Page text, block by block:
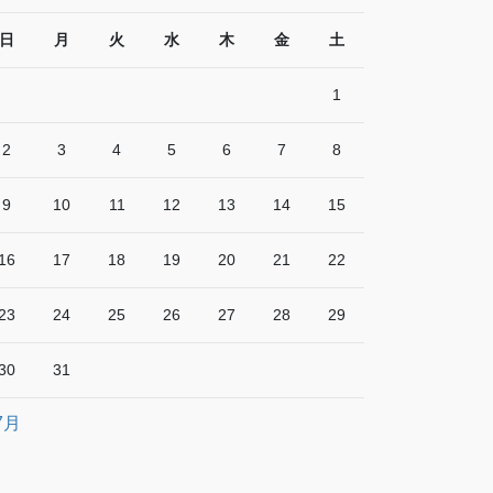
日 月 火 水 木 金 土
1
2 3 4 5 6 7 8
9 10 11 12 13 14 15
17 18 19 20 21 22
24 25 26 27 28 29
31